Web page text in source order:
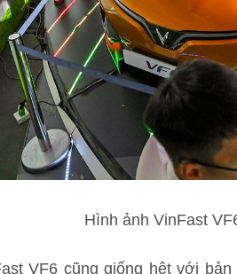
Hình ảnh VinFast
VF6 cũng giống hệt với